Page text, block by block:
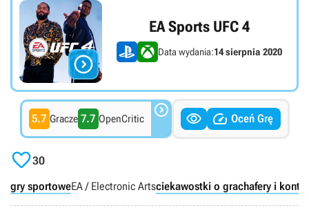

EA Sports UFC 4
Data wydania:14 sierpnia 2020
5.7 Gracze 7.7 OpenCritic    Oceń Grę
30
gry sportoweEA / Electronic Artsciekawostki o grachafery i